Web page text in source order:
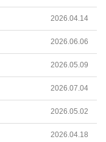
2026.04.14
2026.06.06
2026.05.09
2026.07.04
2026.05.02
2026.04.18